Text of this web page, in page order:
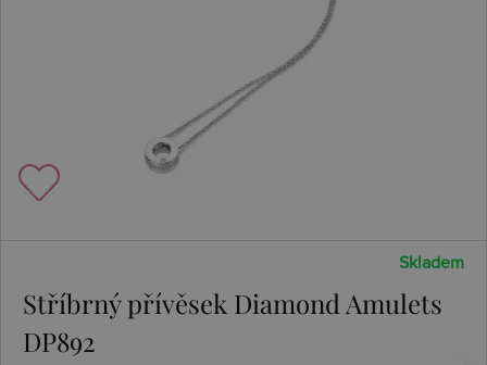
Skladem
Stříbrný přívěsek Diamond Amulets
DP892